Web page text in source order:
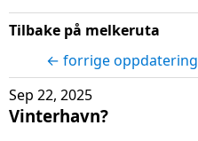
Tilbake på melkeruta
← forrige oppdatering
Sep 22, 2025
Vinterhavn?